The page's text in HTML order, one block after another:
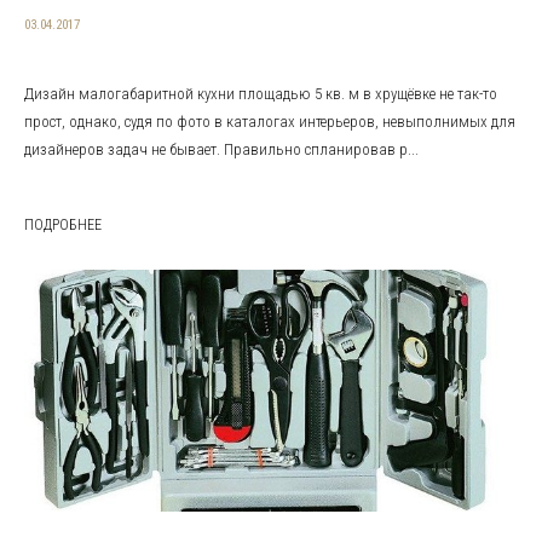
03.04.2017
Дизайн малогабаритной кухни площадью 5 кв. м в хрущёвке не так-то
прост, однако, судя по фото в каталогах интерьеров, невыполнимых для
дизайнеров задач не бывает. Правильно спланировав р...
ПОДРОБНЕЕ